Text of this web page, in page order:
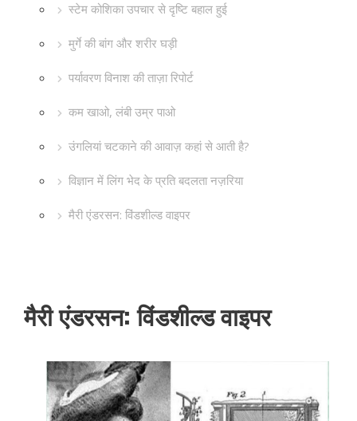
स्टेम कोशिका उपचार से दृष्टि बहाल हुई
मुर्गे की बांग और शरीर घड़ी
पर्यावरण विनाश की ताज़ा रिपोर्ट
कम खाओ, लंबी उम्र पाओ
उंगलियां चटकाने की आवाज़ कहां से आती है?
विज्ञान में लिंग भेद के प्रति बदलता नज़रिया
मैरी एंडरसन: विंडशील्ड वाइपर
मैरी एंडरसन: विंडशील्ड वाइपर